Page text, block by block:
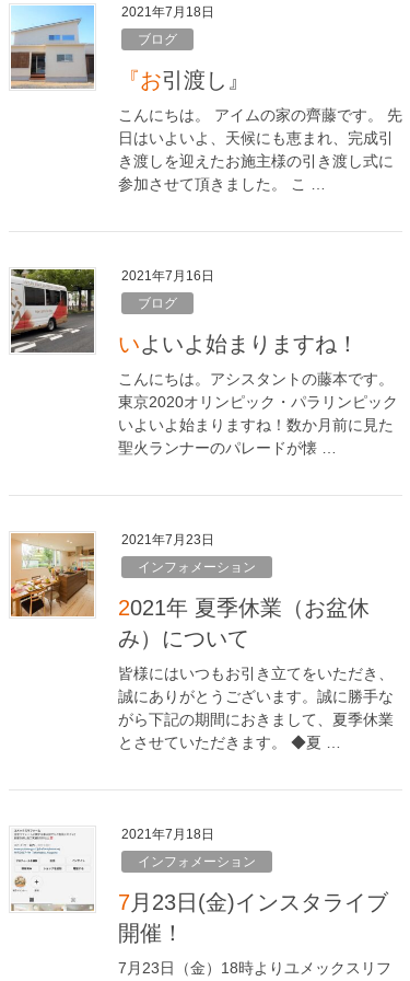
2021年7月18日
ブログ
『お引渡し』
こんにちは。 アイムの家の齊藤です。 先
日はいよいよ、天候にも恵まれ、完成引
き渡しを迎えたお施主様の引き渡し式に
参加させて頂きました。 こ …
2021年7月16日
ブログ
いよいよ始まりますね！
こんにちは。アシスタントの藤本です。
東京2020オリンピック・パラリンピック
いよいよ始まりますね！数か月前に見た
聖火ランナーのパレードが懐 …
2021年7月23日
インフォメーション
2021年 夏季休業（お盆休
み）について
皆様にはいつもお引き立てをいただき、
誠にありがとうございます。誠に勝手な
がら下記の期間におきまして、夏季休業
とさせていただきます。 ◆夏 …
2021年7月18日
インフォメーション
7月23日(金)インスタライブ
開催！
7月23日（金）18時よりユメックスリフ